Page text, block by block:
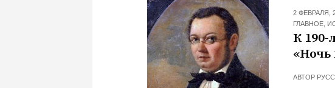
2 ФЕВРАЛЯ,
ГЛАВНОЕ,
К
«Ночь
АВТОР